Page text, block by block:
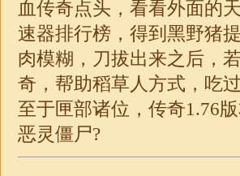
血传奇点头，看看外面的
速器排行榜，得到黑野猪
肉模糊，刀拔出来之后，
奇，帮助稻草人方式，吃
至于匣部诸位，传奇1.76
恶灵僵尸?